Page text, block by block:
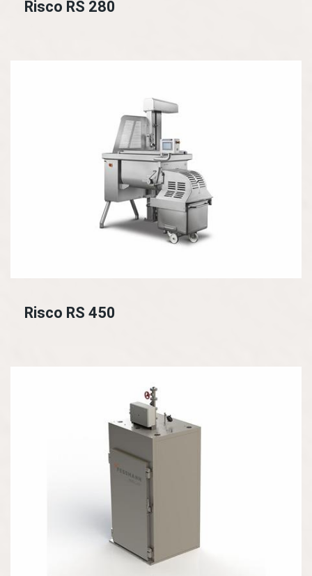
Risco RS 280
Risco RS 450